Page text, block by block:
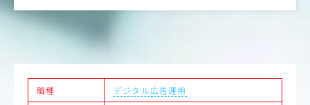
●製作宣伝
・映画撮影現場における宣伝業務
・マスコミおよびオフィシャルライター取材の調整・アテ
ンド
職種
デジタル広告運用